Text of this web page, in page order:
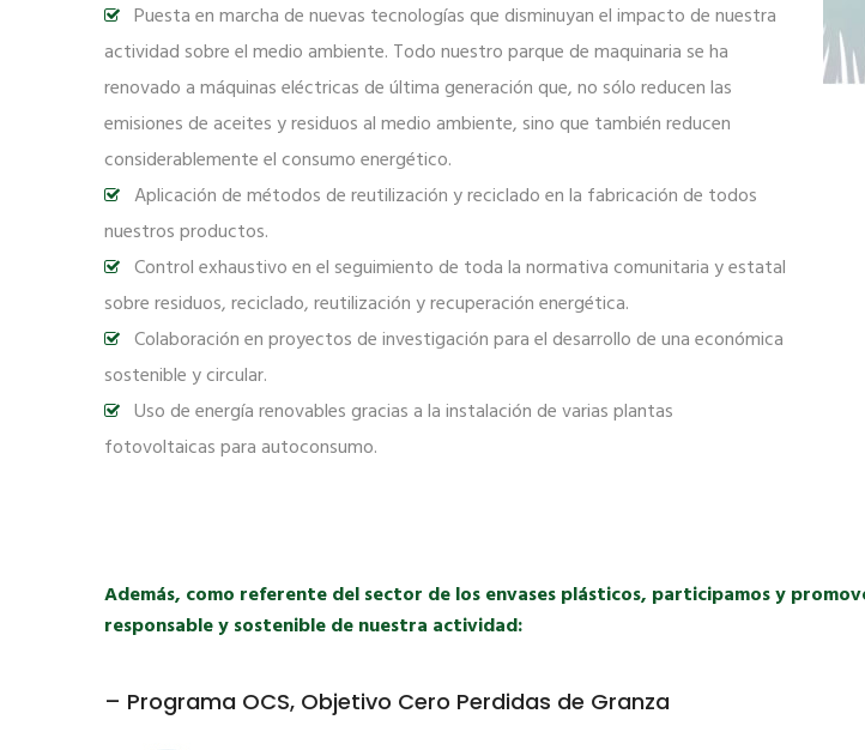
Puesta en marcha de nuevas tecnologías que disminuyan el impacto de nuestra
actividad sobre el medio ambiente. Todo nuestro parque de maquinaria se ha
renovado a máquinas eléctricas de última generación que, no sólo reducen las
emisiones de aceites y residuos al medio ambiente, sino que también reducen
considerablemente el consumo energético.
Aplicación de métodos de reutilización y reciclado en la fabricación de todos
nuestros productos.
Control exhaustivo en el seguimiento de toda la normativa comunitaria y estatal
sobre residuos, reciclado, reutilización y recuperación energética.
Colaboración en proyectos de investigación para el desarrollo de una económica
sostenible y circular.
Uso de energía renovables gracias a la instalación de varias plantas
fotovoltaicas para autoconsumo.
Además, como referente del sector de los envases plásticos, participamos y
responsable y sostenible de nuestra actividad:
– Programa OCS, Objetivo Cero Perdidas de Granza